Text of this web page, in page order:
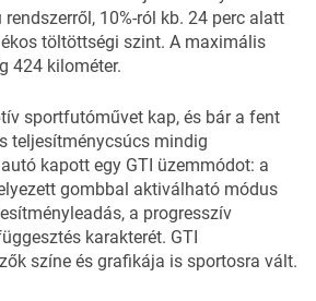
10%-ról kb. 24 perc alatt
töltöttségi szint. A maximális
424 kilométer.
sportfutóművet kap, és bár a fent
teljesítménycsúcs mindig
kapott egy GTI üzemmódot: a
gombbal aktiválható módus
a progresszív
karakterét. GTI
színe és grafikája is sportosra vált.